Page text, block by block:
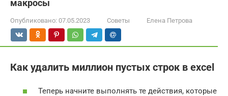
макросы
Опубликовано: 07.05.2023 Советы Елена Петрова
Как удалить миллион пустых строк в excel
Теперь начните выполнять те действия, которые